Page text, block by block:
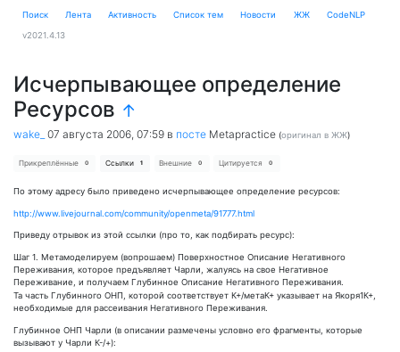
Поиск Лента Активность Cписок тем Новости ЖЖ CodeNLP
v2021.4.13
Исчерпывающее определение
Ресурсов ↑
wake_ 07 августа 2006, 07:59 в посте Metapractice (оригинал в ЖЖ)
Прикреплённые 0 Ссылки 1 Внешние 0 Цитируется 0
По этому адресу было приведено исчерпывающее определение ресурсов:
http://www.livejournal.com/community/openmeta/91777.html
Приведу отрывок из этой ссылки (про то, как подбирать ресурс):
Шаг 1. Метамоделируем (вопрошаем) Поверхностное Описание Негативного
Переживания, которое предъявляет Чарли, жалуясь на свое Негативное
Переживание, и получаем Глубинное Описание Негативного Переживания.
Та часть Глубинного ОНП, которой соответствует К+/метаК+ указывает на Якоря1К+,
необходимые для рассеивания Негативного Переживания.
Глубинное ОНП Чарли (в описании размечены условно его фрагменты, которые
вызывают у Чарли К-/+):